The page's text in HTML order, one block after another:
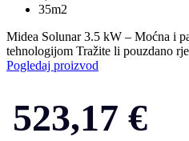
35m2
Midea Solunar 3.5 kW – Moćna i
tehnologijom Tražite li pouzdano
Pogledaj proizvod
523,17 €